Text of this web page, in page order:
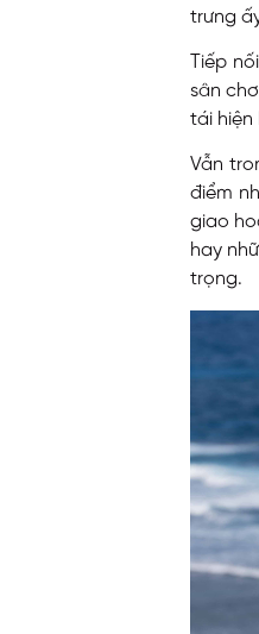
trưng
Tiếp
sân
tái hiện
Vẫn
điểm
giao
hay
trọng.